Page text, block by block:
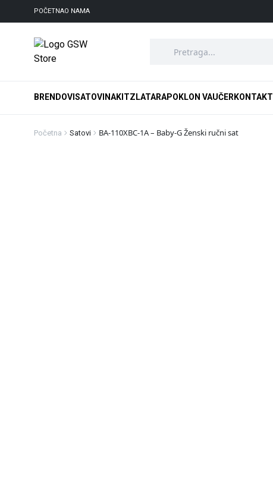
POČETNAO NAMA
BRENDOVI SATOVI NAKITZLATARAPOKLON VAUČER KONTAKT
Početna Satovi BA-110XBC-1A – Baby-G Ženski ručni sat